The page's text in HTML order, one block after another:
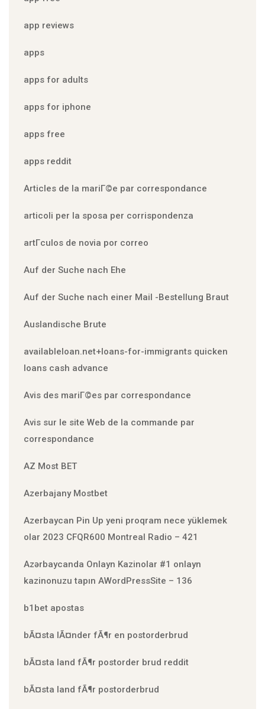
app reviews
apps
apps for adults
apps for iphone
apps free
apps reddit
Articles de la mariГ©e par correspondance
articoli per la sposa per corrispondenza
artГ­culos de novia por correo
Auf der Suche nach Ehe
Auf der Suche nach einer Mail -Bestellung Braut
Auslandische Brute
availableloan.net+loans-for-immigrants quicken
loans cash advance
Avis des mariГ©es par correspondance
Avis sur le site Web de la commande par
correspondance
AZ Most BET
Azerbajany Mostbet
Azerbaycan Pin Up yeni proqram nece yüklemek
olar 2023 CFQR600 Montreal Radio – 421
Azərbaycanda Onlayn Kazinolar #1 onlayn
kazinonuzu tapın AWordPressSite – 136
b1bet apostas
bÃ¤sta lÃ¤nder fÃ¶r en postorderbrud
bÃ¤sta land fÃ¶r postorder brud reddit
bÃ¤sta land fÃ¶r postorderbrud